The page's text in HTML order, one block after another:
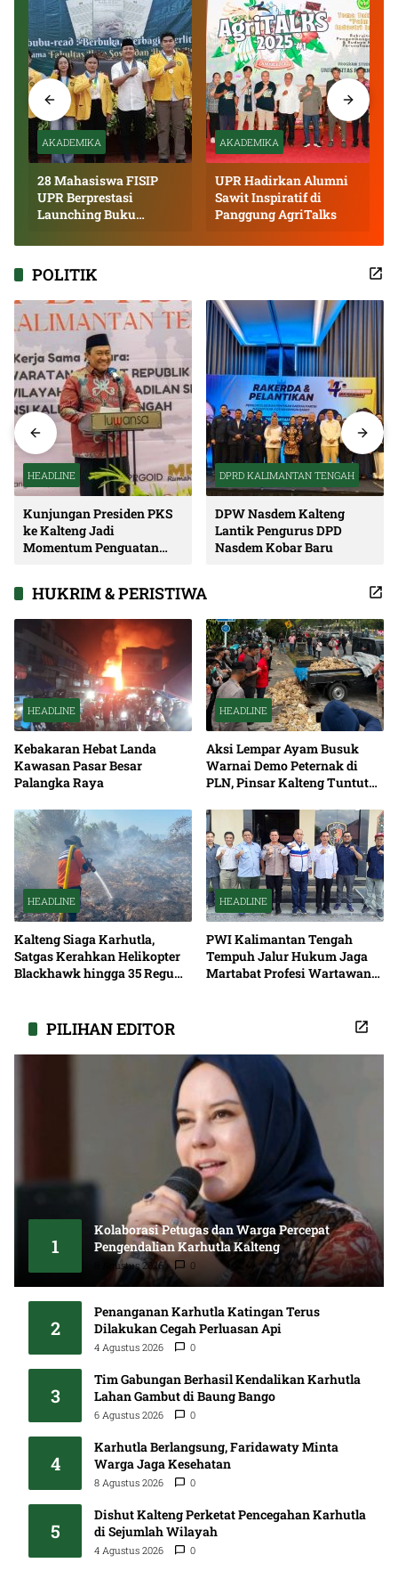
AKADEMIKA
28 Mahasiswa FISIP
UPR Berprestasi
Launching Buku
AKADEMIKA
UPR Hadirkan Alumni
Sawit Inspiratif di
Panggung AgriTalks
POLITIK
HEADLINE
Kunjungan Presiden PKS
ke Kalteng Jadi
Momentum Penguatan
DPRD KALIMANTAN TENGAH
DPW Nasdem Kalteng
Lantik Pengurus DPD
Nasdem Kobar Baru
HUKRIM & PERISTIWA
HEADLINE
Kebakaran Hebat Landa
Kawasan Pasar Besar
Palangka Raya
HEADLINE
Aksi Lempar Ayam Busuk
Warnai Demo Peternak di
PLN, Pinsar Kalteng Tuntut
HEADLINE
Kalteng Siaga Karhutla,
Satgas Kerahkan Helikopter
Blackhawk hingga 35 Regu
HEADLINE
PWI Kalimantan Tengah
Tempuh Jalur Hukum Jaga
Martabat Profesi Wartawan
PILIHAN EDITOR
1
Kolaborasi Petugas dan Warga Percepat
Pengendalian Karhutla Kalteng
8 Agustus 2026 0
2
Penanganan Karhutla Katingan Terus
Dilakukan Cegah Perluasan Api
4 Agustus 2026 0
3
Tim Gabungan Berhasil Kendalikan Karhutla
Lahan Gambut di Baung Bango
6 Agustus 2026 0
4
Karhutla Berlangsung, Faridawaty Minta
Warga Jaga Kesehatan
8 Agustus 2026 0
5
Dishut Kalteng Perketat Pencegahan Karhutla
di Sejumlah Wilayah
4 Agustus 2026 0